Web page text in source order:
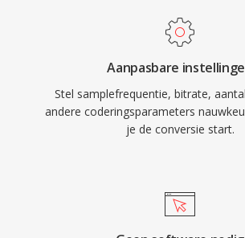
Aanpasbare
Stel samplefrequentie, bitrate,
andere coderingsparameters
je de conversie start.